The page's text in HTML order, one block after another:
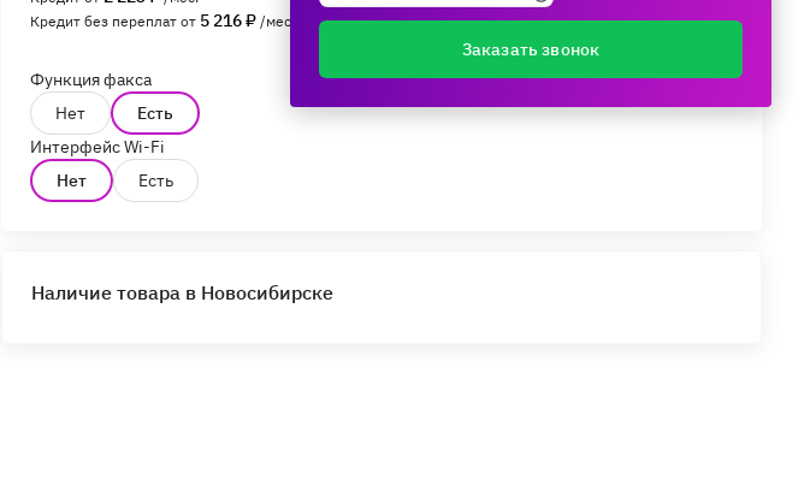
Кредит без переплат от 5 216 ₽ /мес.
Функция факса
Нет
Есть
Интерфейс Wi-Fi
Нет
Есть
Наличие товара в Новосибирске
Заказать звонок